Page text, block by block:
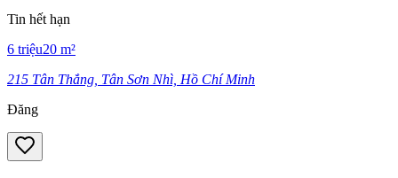
Tin hết hạn
6 triệu20 m²
215 Tân Thắng, Tân Sơn Nhì, Hồ Chí Minh
Đăng